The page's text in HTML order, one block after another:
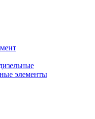
элементы